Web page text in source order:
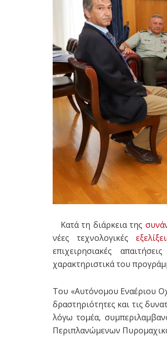
Κατά τη διάρκεια της
νέες τεχνολογικές
επιχειρησιακές
χαρακτηριστικά του
Του «Αυτόνομου Εναέριου
δραστηριότητες και τις
λόγω τομέα,
Περιπλανώμενων